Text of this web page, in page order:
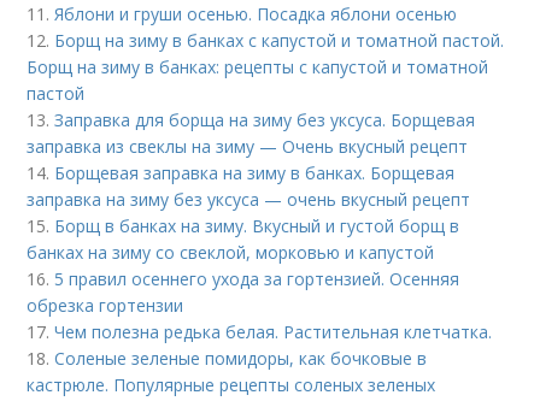
11. Яблони и груши осенью. Посадка яблони осенью
12. Борщ на зиму в банках с капустой и томатной пастой.
Борщ на зиму в банках: рецепты с капустой и томатной
пастой
13.Заправка для борща на зиму без уксуса. Борщевая
заправка из свеклы на зиму — Очень вкусный рецепт
14. Борщевая заправка на зиму в банках. Борщевая
заправка на зиму без уксуса — очень вкусный рецепт
15. Борщ в банках на зиму. Вкусный и густой борщ в
банках на зиму со свеклой, морковью и капустой
16. 5 правил осеннего ухода за гортензией. Осенняя
обрезка гортензии
17.Чем полезна редька белая. Растительная клетчатка.
18.Соленые зеленые помидоры, как бочковые в
кастрюле. Популярные рецепты соленых зеленых